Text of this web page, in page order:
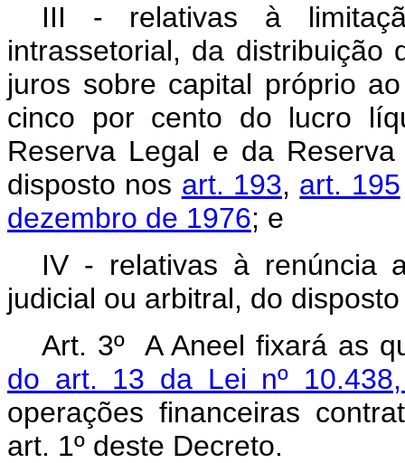
III - relativas à
intrassetorial, da distribuição
juros sobre capital próprio
cinco por cento do lucro
Reserva Legal e da
disposto nos art. 193, art. 195
dezembro de 1976; e
IV - relativas à renúncia
judicial ou arbitral, do
Art. 3º A Aneel fixará as
do art. 13 da Lei nº
operações financeiras
art. 1º deste Decreto.